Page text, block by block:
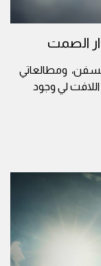
الصمت
ومطالعاتي
لي وجود